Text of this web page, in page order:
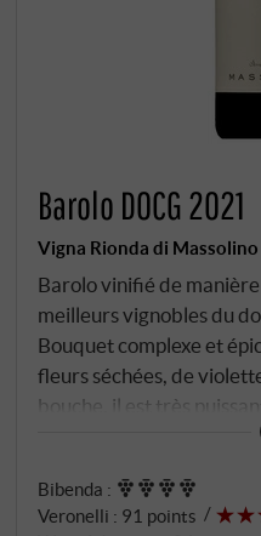
Barolo DOCG 2021
Vigna Rionda di
Barolo vinifié de
meilleurs vignobles du
Bouquet complexe et
fleurs séchées, de
bouche, il est très
Actuellement, des
dynamique. La finale est
et longue. Le niveau
Bibenda :
Veronelli : 91 points